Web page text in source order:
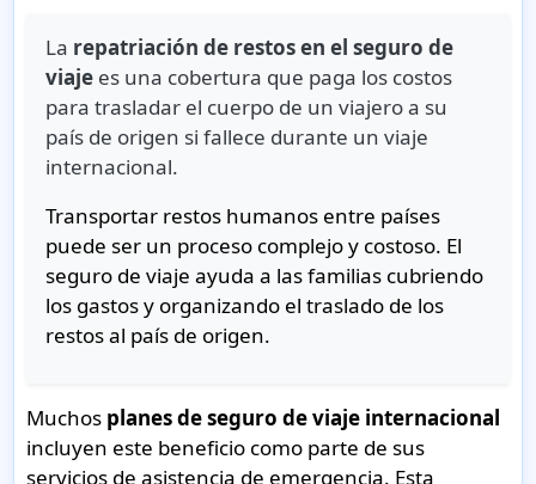
La repatriación de restos en el seguro de
viaje es una cobertura que paga los costos
para trasladar el cuerpo de un viajero a su
país de origen si fallece durante un viaje
internacional.
Transportar restos humanos entre países
puede ser un proceso complejo y costoso. El
seguro de viaje ayuda a las familias cubriendo
los gastos y organizando el traslado de los
restos al país de origen.
Muchos planes de seguro de viaje internacional
incluyen este beneficio como parte de sus
servicios de asistencia de emergencia. Esta